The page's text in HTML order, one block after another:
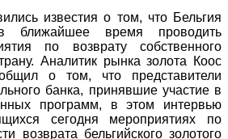
известия о том, что Бельгия
ближайшее время проводить
по возврату собственного
Аналитик рынка золота Коос
о том, что представители
банка, принявшие участие в
программ, в этом интервью
сегодня мероприятиях по
возврата бельгийского золотого